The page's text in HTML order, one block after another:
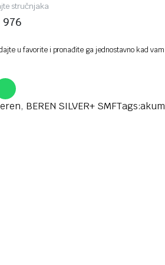
stručnjaka
976
u favorite i pronađite ga jednostavno kad
, BEREN SILVER+ SMFTags: